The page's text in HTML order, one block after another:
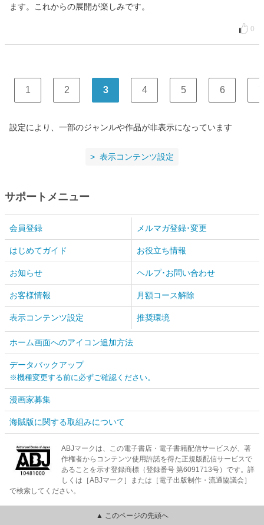
ます。これからの展開が楽しみです。
0
1 2 3 4 5 6 7
設定により、一部のジャンルや作品が非表示になっています
表示コンテンツ設定
サポートメニュー
会員登録 メルマガ登録･変更
はじめてガイド お役立ち情報
お知らせ ヘルプ･お問い合わせ
お客様情報 月額コース解除
表示コンテンツ設定 推奨環境
ホーム画面へのアイコン追加方法
データバックアップ
※機種変更する前に必ずご確認ください。
漫画家募集
海賊版に関する取組みについて
ABJマークは、この電子書店・電子書籍配信サービスが、著
作権者からコンテンツ使用許諾を得た正規版配信サービスで
あることを示す登録商標（登録番号 第6091713号）です。詳
しくは［ABJマーク］または［電子出版制作・流通協議会］
で検索してください。
▲ このページの先頭へ